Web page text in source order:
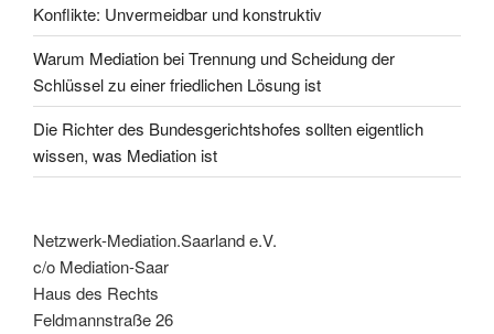
Konflikte: Unvermeidbar und konstruktiv
Warum Mediation bei Trennung und Scheidung der
Schlüssel zu einer friedlichen Lösung ist
Die Richter des Bundesgerichtshofes sollten eigentlich
wissen, was Mediation ist
Netzwerk-Mediation.Saarland e.V.
c/o Mediation-Saar
Haus des Rechts
Feldmannstraße 26